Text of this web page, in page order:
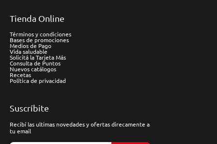
Tienda Online
Términos y condiciones
Bases de promociones
Medios de Pago
Vida saludable
Solicitá la Tarjeta Más
Consulta de Puntos
Nuevos catálogos
Recetas
Política de privacidad
Suscríbite
Recibí las ultimas novedades y ofertas direcamente a
tu email